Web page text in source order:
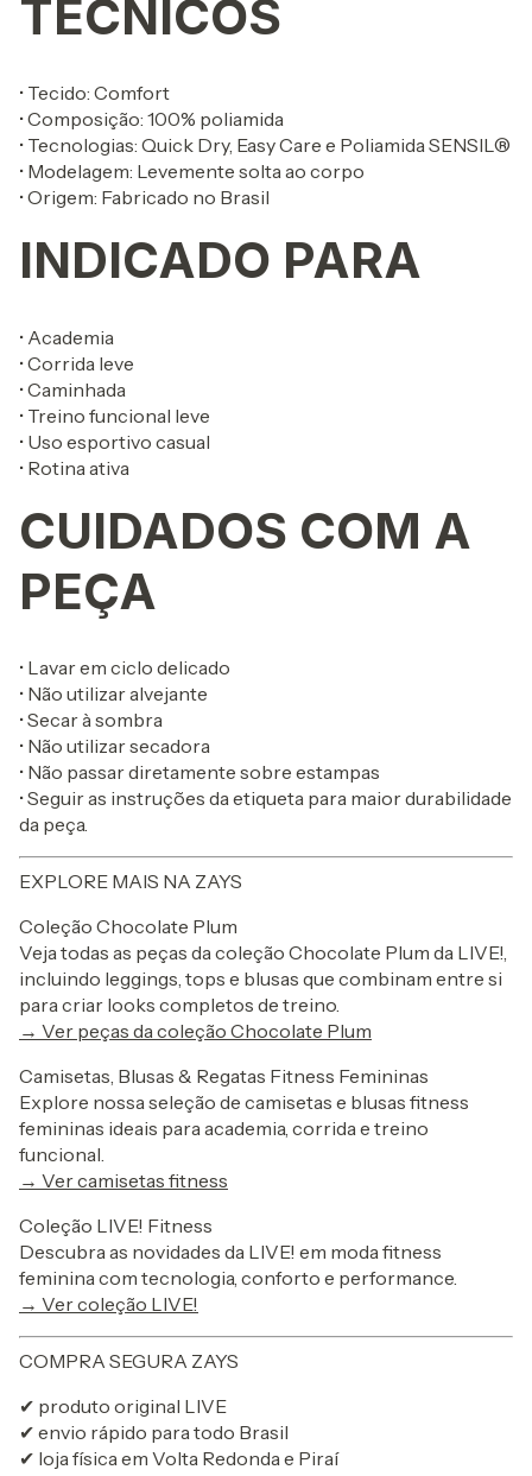
TÉCNICOS
• Tecido: Comfort
• Composição: 100% poliamida
• Tecnologias: Quick Dry, Easy Care e Poliamida SENSIL®
• Modelagem: Levemente solta ao corpo
• Origem: Fabricado no Brasil
INDICADO PARA
• Academia
• Corrida leve
• Caminhada
• Treino funcional leve
• Uso esportivo casual
• Rotina ativa
CUIDADOS COM A
PEÇA
• Lavar em ciclo delicado
• Não utilizar alvejante
• Secar à sombra
• Não utilizar secadora
• Não passar diretamente sobre estampas
• Seguir as instruções da etiqueta para maior durabilidade
da peça.
EXPLORE MAIS NA ZAYS
Coleção Chocolate Plum
Veja todas as peças da coleção Chocolate Plum da LIVE!,
incluindo leggings, tops e blusas que combinam entre si
para criar looks completos de treino.
→ Ver peças da coleção Chocolate Plum
Camisetas, Blusas & Regatas Fitness Femininas
Explore nossa seleção de camisetas e blusas fitness
femininas ideais para academia, corrida e treino
funcional.
→ Ver camisetas fitness
Coleção LIVE! Fitness
Descubra as novidades da LIVE! em moda fitness
feminina com tecnologia, conforto e performance.
→ Ver coleção LIVE!
COMPRA SEGURA ZAYS
✔ produto original LIVE
✔ envio rápido para todo Brasil
✔ loja física em Volta Redonda e Piraí